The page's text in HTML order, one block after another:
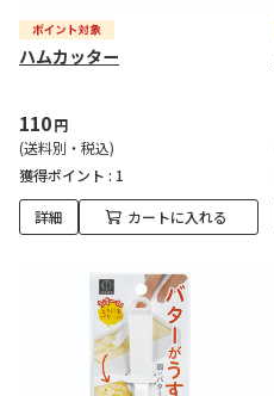
ハムカッター
110円
(送料別・税込)
獲得ポイント : 1
詳細 カートに入れる